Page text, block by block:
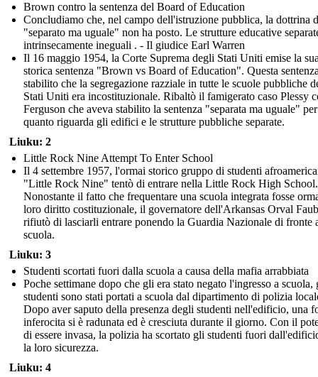
Brown contro la sentenza del Board of Education
Concludiamo che, nel campo dell'istruzione pubblica, la dottrina
"separato ma uguale" non ha posto. Le strutture educative
intrinsecamente ineguali . - Il giudice Earl Warren
Il 16 maggio 1954, la Corte Suprema degli Stati Uniti emise la
storica sentenza "Brown vs Board of Education". Questa
stabilito che la segregazione razziale in tutte le scuole pubbliche
Stati Uniti era incostituzionale. Ribaltò il famigerato caso Plessy
Ferguson che aveva stabilito la sentenza "separata ma uguale" per
quanto riguarda gli edifici e le strutture pubbliche separate.
Liuku: 2
Little Rock Nine Attempt To Enter School
Il 4 settembre 1957, l'ormai storico gruppo di studenti
"Little Rock Nine" tentò di entrare nella Little Rock High School.
Nonostante il fatto che frequentare una scuola integrata fosse
loro diritto costituzionale, il governatore dell'Arkansas Orval
rifiutò di lasciarli entrare ponendo la Guardia Nazionale di fronte
scuola.
Liuku: 3
Studenti scortati fuori dalla scuola a causa della mafia arrabbiata
Poche settimane dopo che gli era stato negato l'ingresso a scuola,
studenti sono stati portati a scuola dal dipartimento di polizia
Dopo aver saputo della presenza degli studenti nell'edificio, una
inferocita si è radunata ed è cresciuta durante il giorno. Con il
di essere invasa, la polizia ha scortato gli studenti fuori
la loro sicurezza.
Liuku: 4